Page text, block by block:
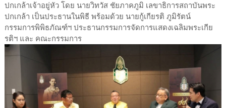
ปกเกล้าเจ้าอยู่หัว โดย นายวิทวัส ชัยภาคภูมิ เลขาธิการสถาบันพระ
ปกเกล้า เป็นประธานในพิธี พร้อมด้วย นายกู้เกียรติ ภูมิรัตน์
กรรมการพิพิธภัณฑ์ฯ ประธานกรรมการจัดการแสดงเฉลิมพระเกีย
รติฯ และ คณะกรรมการ